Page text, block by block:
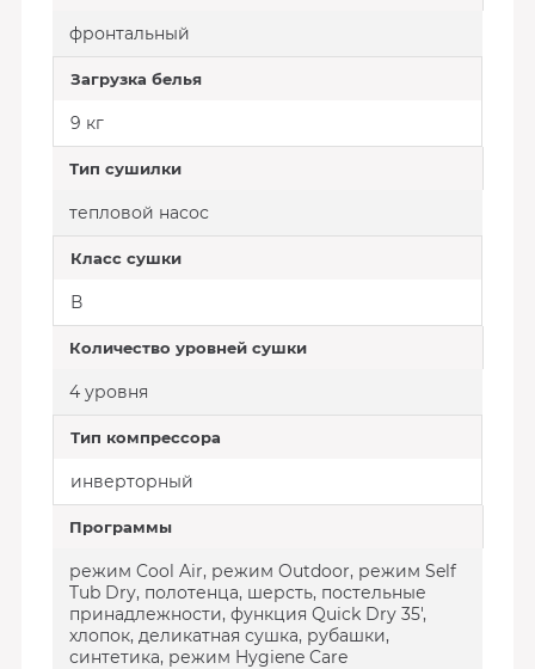
фронтальный
Загрузка белья
9 кг
Тип сушилки
тепловой насос
Класс сушки
В
Количество уровней сушки
4 уровня
Тип компрессора
инверторный
Программы
режим Cool Air, режим Outdoor, режим Self
Tub Dry, полотенца, шерсть, постельные
принадлежности, функция Quick Dry 35',
хлопок, деликатная сушка, рубашки,
синтетика, режим Hygiene Care